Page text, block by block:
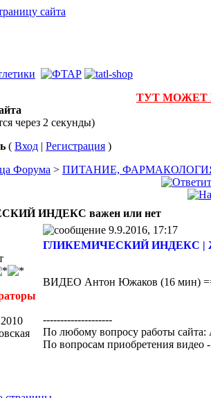
сайта
ТУТ МОЖЕТ
через 2 секунды)
( Вход | Регистрация )
Форума > ПИТАНИЕ,
ИНДЕКС важен или нет
9.9.2016, 17:17
ГЛИКЕМИЧЕСКИЙ ИНДЕКС |
ВИДЕО Антон Южаков (16 мин)
--------------------
По любому вопросу работы сайта:
По вопросам приобретения видео